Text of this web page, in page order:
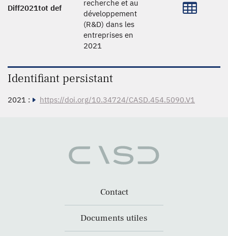
Diff2021tot def
recherche et au
développement
(R&D) dans les
entreprises en
2021
Identifiant persistant
2021 : https://doi.org/10.34724/CASD.454.5090.V1
Contact
Documents utiles